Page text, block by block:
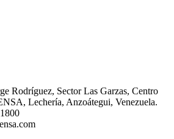
Rodríguez, Sector Las Garzas, Centro
Lechería, Anzoátegui, Venezuela.